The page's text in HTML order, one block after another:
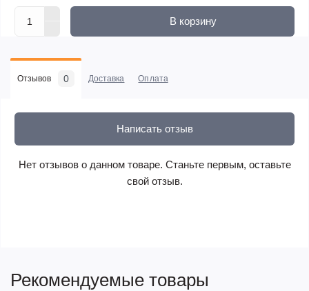
В корзину
Отзывов 0 Доставка Оплата
Написать отзыв
Нет отзывов о данном товаре. Станьте первым, оставьте
свой отзыв.
Рекомендуемые товары